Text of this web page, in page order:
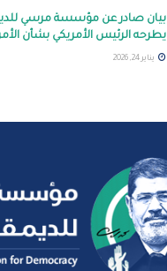
بيان صادر عن مؤسسة مرسي
يطرحه الرئيس الأمريكي بشأن
يناير 24, 2026